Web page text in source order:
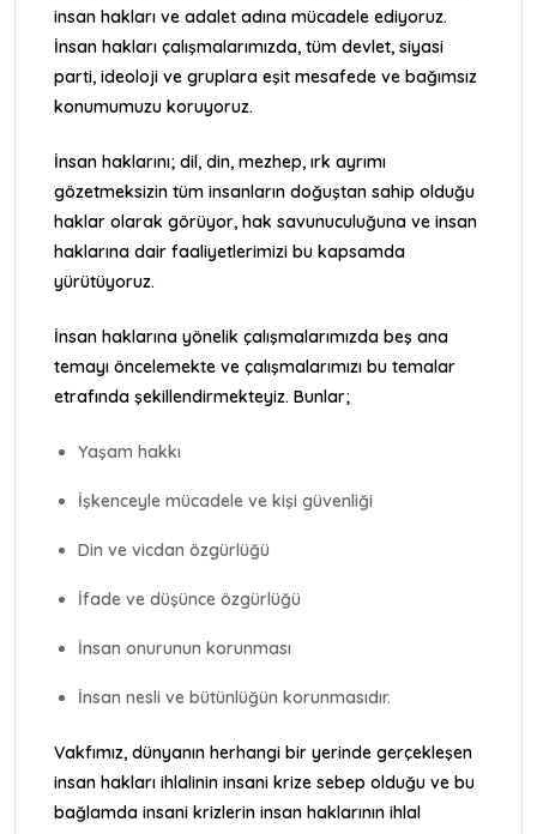
insan hakları ve adalet adına mücadele ediyoruz.
İnsan hakları çalışmalarımızda, tüm devlet, siyasi
parti, ideoloji ve gruplara eşit mesafede ve bağımsız
konumumuzu koruyoruz.
İnsan haklarını; dil, din, mezhep, ırk ayrımı
gözetmeksizin tüm insanların doğuştan sahip olduğu
haklar olarak görüyor, hak savunuculuğuna ve insan
haklarına dair faaliyetlerimizi bu kapsamda
yürütüyoruz.
İnsan haklarına yönelik çalışmalarımızda beş ana
temayı öncelemekte ve çalışmalarımızı bu temalar
etrafında şekillendirmekteyiz. Bunlar;
Yaşam hakkı
İşkenceyle mücadele ve kişi güvenliği
Din ve vicdan özgürlüğü
İfade ve düşünce özgürlüğü
İnsan onurunun korunması
İnsan nesli ve bütünlüğün korunmasıdır.
Vakfımız, dünyanın herhangi bir yerinde gerçekleşen
insan hakları ihlalinin insani krize sebep olduğu ve bu
bağlamda insani krizlerin insan haklarının ihlal